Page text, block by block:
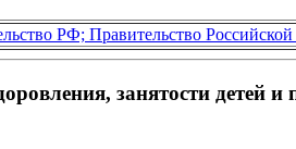
РФ; Правительство
занятости детей и